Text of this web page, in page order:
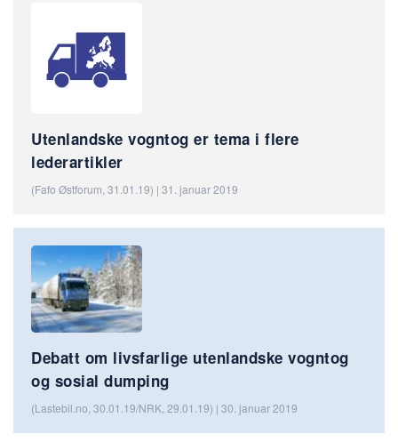
Utenlandske vogntog er tema i flere
lederartikler
(Fafo Østforum, 31.01.19) | 31. januar 2019
Debatt om livsfarlige utenlandske vogntog
og sosial dumping
(Lastebil.no, 30.01.19/NRK, 29.01.19) | 30. januar 2019